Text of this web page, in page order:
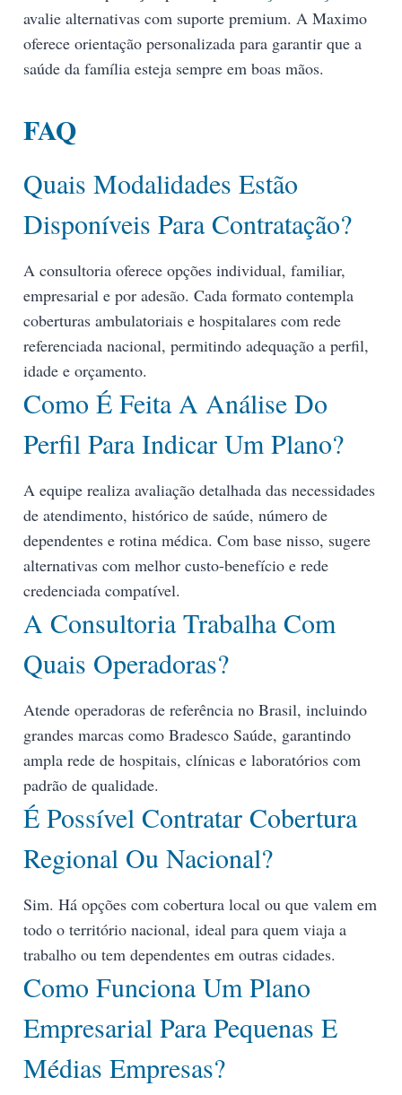
avalie alternativas com suporte premium. A Maximo
oferece orientação personalizada para garantir que a
saúde da família esteja sempre em boas mãos.
FAQ
Quais Modalidades Estão
Disponíveis Para Contratação?
A consultoria oferece opções individual, familiar,
empresarial e por adesão. Cada formato contempla
coberturas ambulatoriais e hospitalares com rede
referenciada nacional, permitindo adequação a perfil,
idade e orçamento.
Como É Feita A Análise Do
Perfil Para Indicar Um Plano?
A equipe realiza avaliação detalhada das necessidades
de atendimento, histórico de saúde, número de
dependentes e rotina médica. Com base nisso, sugere
alternativas com melhor custo-benefício e rede
credenciada compatível.
A Consultoria Trabalha Com
Quais Operadoras?
Atende operadoras de referência no Brasil, incluindo
grandes marcas como Bradesco Saúde, garantindo
ampla rede de hospitais, clínicas e laboratórios com
padrão de qualidade.
É Possível Contratar Cobertura
Regional Ou Nacional?
Sim. Há opções com cobertura local ou que valem em
todo o território nacional, ideal para quem viaja a
trabalho ou tem dependentes em outras cidades.
Como Funciona Um Plano
Empresarial Para Pequenas E
Médias Empresas?